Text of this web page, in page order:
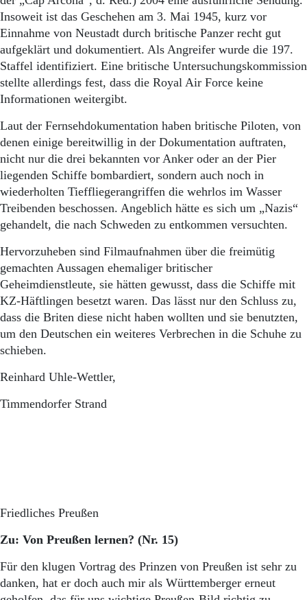
Insoweit ist das Geschehen am 3. Mai 1945, kurz vor
Einnahme von Neustadt durch britische Panzer recht gut
aufgeklärt und dokumentiert. Als Angreifer wurde die 197.
Staffel identifiziert. Eine britische Untersuchungskommission
stellte allerdings fest, dass die Royal Air Force keine
Informationen weitergibt.
Laut der Fernsehdokumentation haben britische Piloten, von
denen einige bereitwillig in der Dokumentation auftraten,
nicht nur die drei bekannten vor Anker oder an der Pier
liegenden Schiffe bombardiert, sondern auch noch in
wiederholten Tieffliegerangriffen die wehrlos im Wasser
Treibenden beschossen. Angeblich hätte es sich um „Nazis“
gehandelt, die nach Schweden zu entkommen versuchten.
Hervorzuheben sind Filmaufnahmen über die freimütig
gemachten Aussagen ehemaliger britischer
Geheimdienstleute, sie hätten gewusst, dass die Schiffe mit
KZ-Häftlingen besetzt waren. Das lässt nur den Schluss zu,
dass die Briten diese nicht haben wollten und sie benutzten,
um den Deutschen ein weiteres Verbrechen in die Schuhe zu
schieben.
Reinhard Uhle-Wettler,
Timmendorfer Strand
Friedliches Preußen
Zu: Von Preußen lernen? (Nr. 15)
Für den klugen Vortrag des Prinzen von Preußen ist sehr zu
danken, hat er doch auch mir als Württemberger erneut